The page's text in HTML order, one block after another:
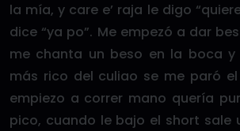
la mía, y care e’ raja le digo
dice “ya po”. Me empezó a dar
me chanta un beso en la boca y
más rico del culiao se me paró
empiezo a correr mano quería
pico, cuando le bajo el short sale